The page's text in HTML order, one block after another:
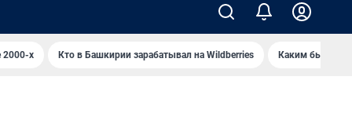
2000-х Кто в Башкирии зарабатывал на Wildberries Каким было